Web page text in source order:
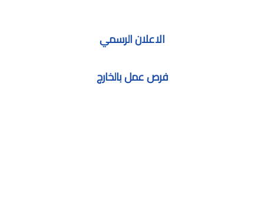
الاعلان الرسمي
فرص عمل بالخارج